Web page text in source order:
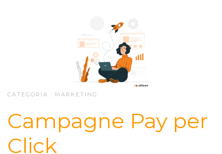
CATEGORIA : MARKETING
Campagne Pay per
Click